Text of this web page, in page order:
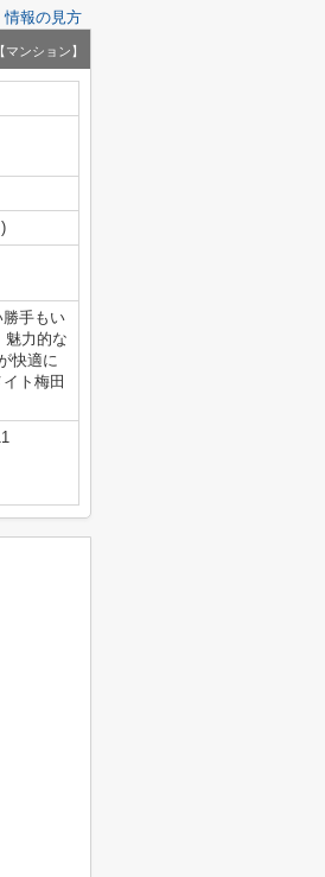
情報の見方
【マンション】
手もい
魅力的な
快適に
ト梅田